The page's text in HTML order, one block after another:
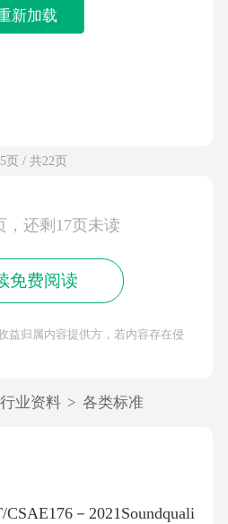
新加载
页 / 共22页
，还剩17页未读
免费阅读
益归属内容提供方，若内容存在侵
行业资料 > 各类标准
－2021Soundquali